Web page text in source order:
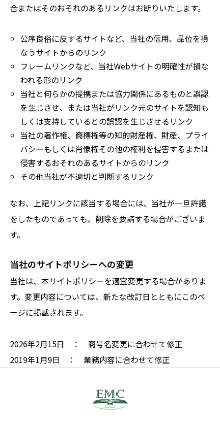
合またはそのおそれのあるリンクはお断りいたします。
公序良俗に反するサイトなど、当社の信用、品位を損
なうサイトからのリンク
フレームリンクなど、当社Webサイトの明確性が損な
われる形のリンク
当社と何らかの提携または協力関係にあるものと誤認
を生じさせ、または当社がリンク元のサイトを認知も
しくは支持しているとの誤認を生じさせるリンク
当社の著作権、商標権等の知的財産権、財産、プライ
バシーもしくは肖像権その他の権利を侵害するまたは
侵害するおそれのあるサイトからのリンク
その他当社が不適切と判断するリンク
なお、上記リンクに該当する場合には、当社が一旦許諾
をしたものであっても、削除を要請する場合がございま
す。
当社のサイトポリシーへの変更
当社は、本サイトポリシーを適宜変更する場合がありま
す。変更内容については、新たな改訂日とともにこのペ
ージに掲載されます。
2026年2月15日 ： 商号名変更に合わせて修正
2019年1月9日 ： 業務内容に合わせて修正